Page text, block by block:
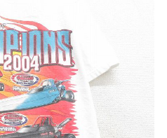
ナイキ
ラッセル・アスレ
チック
サ行
タ行